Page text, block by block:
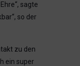
sagte
so der
zu den
ein super